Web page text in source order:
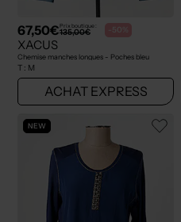
67,50€Prix boutique :
135,00€ -50%
XACUS
Chemise manches longues - Poches bleu
T : M
ACHAT EXPRESS
NEW